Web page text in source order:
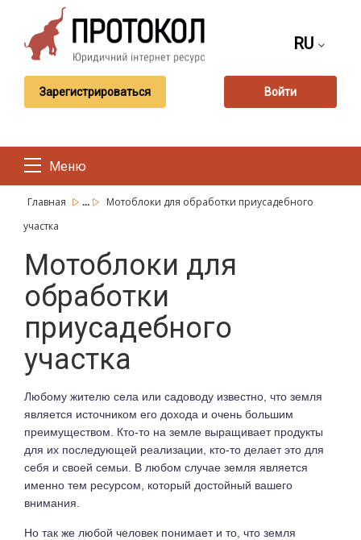
RU
Зарегистрироваться Войти
Меню
Главная ...
Мотоблоки для обработки приусадебного
участка
Мотоблоки для
обработки
приусадебного
участка
Любому жителю села или садоводу известно, что земля
является источником его дохода и очень большим
преимуществом. Кто-то на земле выращивает продукты
для их последующей реализации, кто-то делает это для
себя и своей семьи. В любом случае земля является
именно тем ресурсом, который достойный вашего
внимания.
Но так же любой человек понимает и то, что земля